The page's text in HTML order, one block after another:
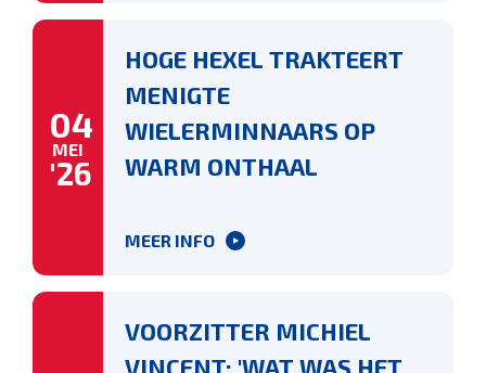
04
MEI
'26
HOGE HEXEL TRAKTEERT
MENIGTE
WIELERMINNAARS OP
WARM ONTHAAL
MEER INFO
VOORZITTER MICHIEL
VINCENT: 'WAT WAS HET